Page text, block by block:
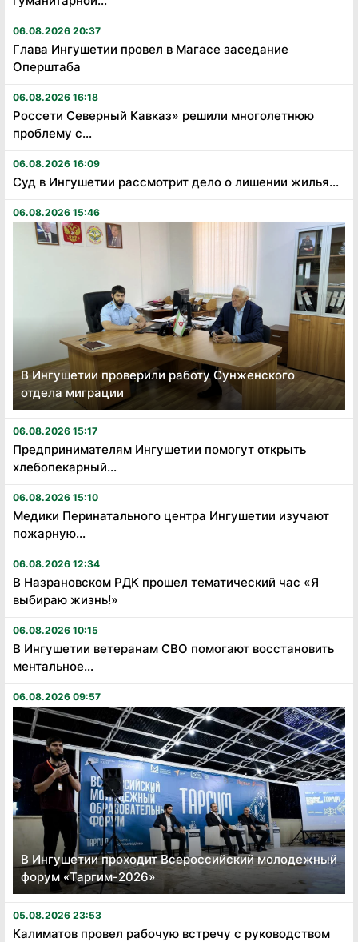
06.08.2026 20:37
Глава Ингушетии провел в Магасе заседание
Оперштаба
06.08.2026 16:18
Россети Северный Кавказ» решили многолетнюю
проблему с...
06.08.2026 16:09
Суд в Ингушетии рассмотрит дело о лишении жилья...
06.08.2026 15:46
В Ингушетии проверили работу Сунженского
отдела миграции
06.08.2026 15:17
Предпринимателям Ингушетии помогут открыть
хлебопекарный...
06.08.2026 15:10
Медики Перинатального центра Ингушетии изучают
пожарную...
06.08.2026 12:34
В Назрановском РДК прошел тематический час «Я
выбираю жизнь!»
06.08.2026 10:15
В Ингушетии ветеранам СВО помогают восстановить
ментальное...
06.08.2026 09:57
В Ингушетии проходит Всероссийский молодежный
форум «Таргим-2026»
05.08.2026 23:53
Калиматов провел рабочую встречу с руководством